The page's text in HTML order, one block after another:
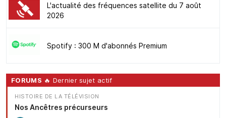
L'actualité des fréquences satellite du 7 août
2026
Spotify : 300 M d'abonnés Premium
FORUMS 🔥 Dernier sujet actif
HISTOIRE DE LA TÉLÉVISION
Nos Ancêtres précurseurs